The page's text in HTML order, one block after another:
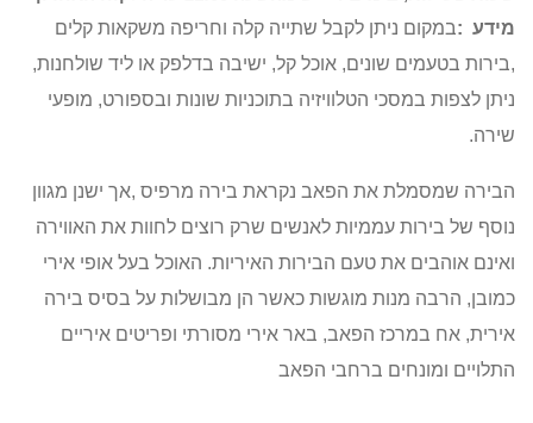
מידע :במקום ניתן לקבל שתייה קלה וחריפה משקאות קלים
,בירות בטעמים שונים, אוכל קל, ישיבה בדלפק או ליד שולחנות,
ניתן לצפות במסכי הטלוויזיה בתוכניות שונות ובספורט, מופעי
שירה.
הבירה שמסמלת את הפאב נקראת בירה מרפיס ,אך ישנן מגוון
נוסף של בירות עממיות לאנשים שרק רוצים לחוות את האווירה
ואינם אוהבים את טעם הבירות האיריות. האוכל בעל אופי אירי
כמובן, הרבה מנות מוגשות כאשר הן מבושלות על בסיס בירה
אירית, אח במרכז הפאב, באר אירי מסורתי ופריטים איריים
התלויים ומונחים ברחבי הפאב